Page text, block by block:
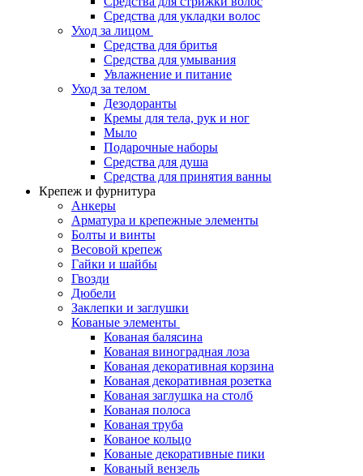
Средства для укладки волос
Уход за лицом
Средства для бритья
Средства для умывания
Увлажнение и питание
Уход за телом
Дезодоранты
Кремы для тела, рук и ног
Мыло
Подарочные наборы
Средства для душа
Средства для принятия ванны
Крепеж и фурнитура
Анкеры
Арматура и крепежные элементы
Болты и винты
Весовой крепеж
Гайки и шайбы
Гвозди
Дюбели
Заклепки и заглушки
Кованые элементы
Кованая балясина
Кованая виноградная лоза
Кованая декоративная корзина
Кованая декоративная розетка
Кованая заглушка на столб
Кованая полоса
Кованая труба
Кованое кольцо
Кованые декоративные пики
Кованый вензель